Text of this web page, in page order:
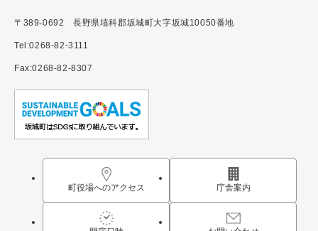
〒389-0692 長野県埴科郡坂城町大字坂城10050番地
Tel:0268-82-3111
Fax:0268-82-8307
町役場へのアクセス 庁舎案内